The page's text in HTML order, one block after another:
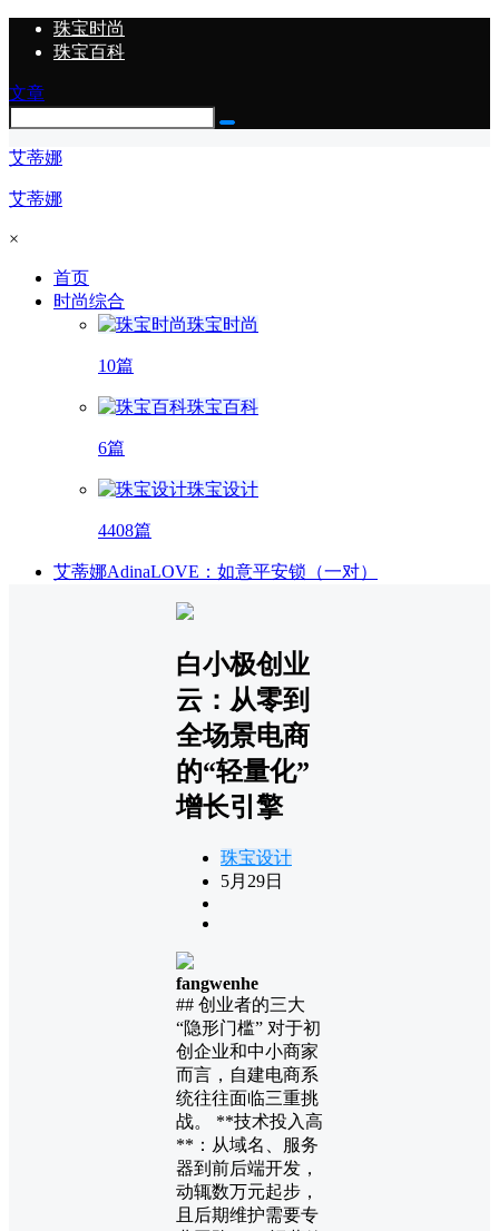
珠宝时尚
珠宝百科
文章
艾蒂娜
艾蒂娜
×
首页
时尚综合
珠宝时尚
10篇
珠宝百科
6篇
珠宝设计
4408篇
艾蒂娜AdinaLOVE：如意平安锁（一对）
白小极创业
云：从零到
全场景电商
的“轻量化”
增长引擎
珠宝设计
5月29日
fangwenhe
## 创业者的三大
“隐形门槛” 对于初
创企业和中小商家
而言，自建电商系
统往往面临三重挑
战。 **技术投入高
**：从域名、服务
器到前后端开发，
动辄数万元起步，
且后期维护需要专